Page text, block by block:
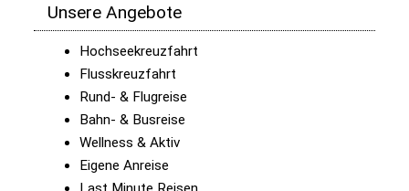
Unsere Angebote
Hochseekreuzfahrt
Flusskreuzfahrt
Rund- & Flugreise
Bahn- & Busreise
Wellness & Aktiv
Eigene Anreise